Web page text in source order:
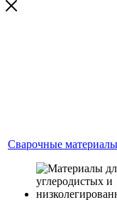
Сварочные материалы